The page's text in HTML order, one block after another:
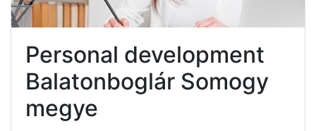
Personal development
Balatonboglár Somogy
megye